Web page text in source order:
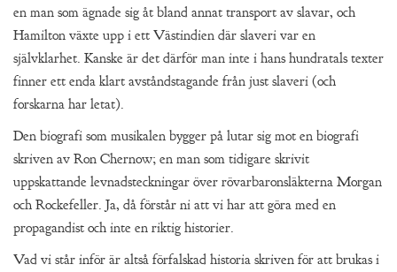
en man som ägnade sig åt bland annat transport av slavar, och
Hamilton växte upp i ett Västindien där slaveri var en
självklarhet. Kanske är det därför man inte i hans hundratals texter
finner ett enda klart avståndstagande från just slaveri (och
forskarna har letat).
Den biografi som musikalen bygger på lutar sig mot en biografi
skriven av Ron Chernow; en man som tidigare skrivit
uppskattande levnadsteckningar över rövarbaronsläkterna Morgan
och Rockefeller. Ja, då förstår ni att vi har att göra med en
propagandist och inte en riktig historier.
Vad vi står inför är altså förfalskad historia skriven för att brukas i